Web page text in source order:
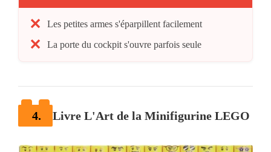
Les petites armes s'éparpillent facilement
La porte du cockpit s'ouvre parfois seule
4. Livre L'Art de la Minifigurine LEGO